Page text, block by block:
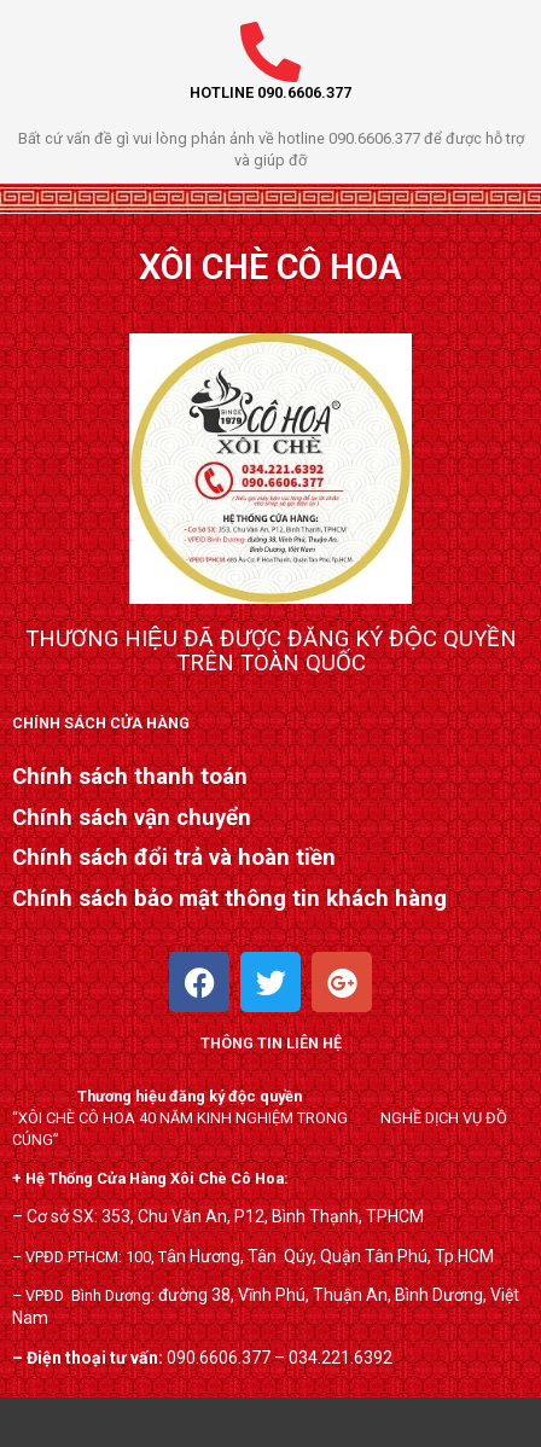
HOTLINE 090.6606.377
Bất cứ vấn đề gì vui lòng phản ảnh về hotline 090.6606.377 để được hỗ trợ
và giúp đỡ
XÔI CHÈ CÔ HOA
THƯƠNG HIỆU ĐÃ ĐƯỢC ĐĂNG KÝ ĐỘC QUYỀN
TRÊN TOÀN QUỐC
CHÍNH SÁCH CỬA HÀNG
Chính sách thanh toán
Chính sách vận chuyển
Chính sách đổi trả và hoàn tiền
Chính sách bảo mật thông tin khách hàng
F
a
c
e
b
o
o
k
T
w
i
t
t
e
r
G
o
o
g
l
e
-
p
l
u
s
THÔNG TIN LIÊN HỆ
Thương hiệu đăng ký độc quyền
“XÔI CHÈ CÔ HOA 40 NĂM KINH NGHIỆM TRONG NGHỀ DỊCH VỤ ĐỒ
CÚNG”
+ Hệ Thống Cửa Hàng Xôi Chè Cô Hoa:
– Cơ sở SX: 353, Chu Văn An, P12, Bình Thạnh, TPHCM
– VPĐD PTHCM: 100, Tân Hương, Tân Qúy,Quận Tân Phú, Tp.HCM
– VPĐD Bình Dương:đường 38, Vĩnh Phú, Thuận An, Bình Dương, Việt
Nam
– Điện thoại tư vấn:090.6606.377 – 034.221.6392